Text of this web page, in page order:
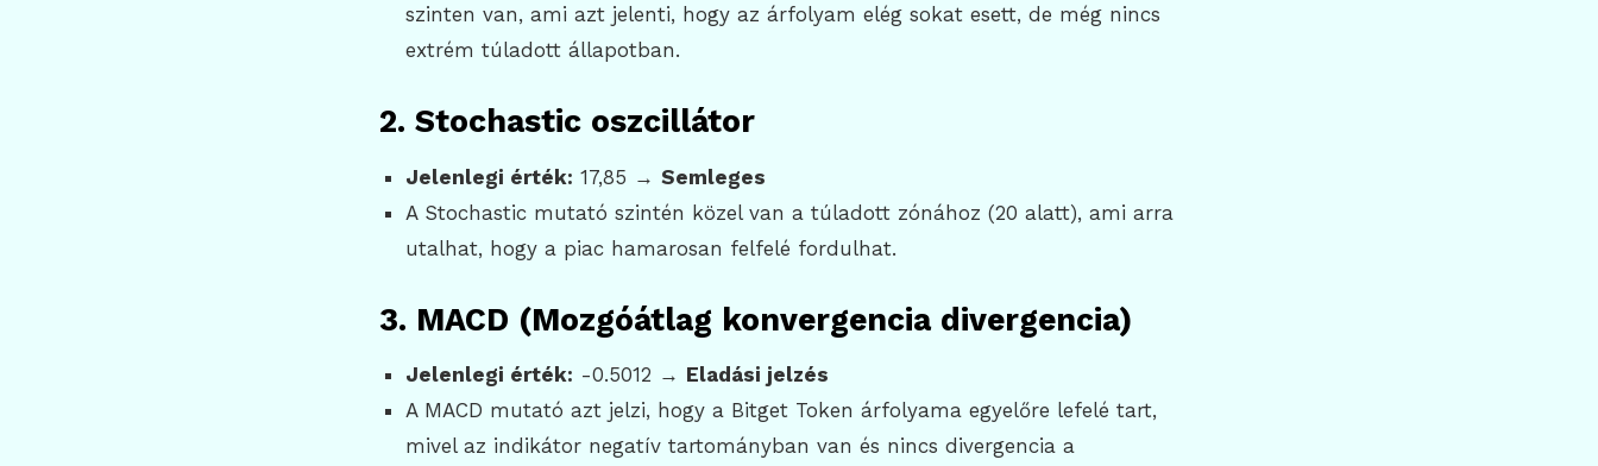
szinten van, ami azt jelenti, hogy az árfolyam elég sokat esett, de még nincs
extrém túladott állapotban.
2. Stochastic oszcillátor
Jelenlegi érték: 17,85 →Semleges
A Stochastic mutató szintén közel van a túladott zónához (20 alatt), ami arra
utalhat, hogy a piac hamarosan felfelé fordulhat.
3. MACD (Mozgóátlag konvergencia divergencia)
Jelenlegi érték: -0.5012 → Eladási jelzés
A MACD mutató azt jelzi, hogy a Bitget Token árfolyama egyelőre lefelé tart,
mivel az indikátor negatív tartományban van és nincs divergencia a